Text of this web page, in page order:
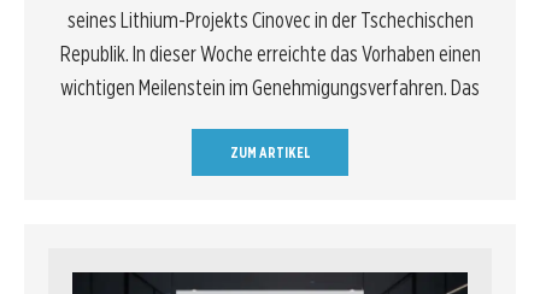
seines Lithium-Projekts Cinovec in der Tschechischen
Republik. In dieser Woche erreichte das Vorhaben einen
wichtigen Meilenstein im Genehmigungsverfahren. Das
ZUM ARTIKEL